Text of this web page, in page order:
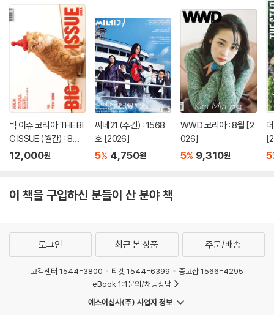
빅 이슈 코리아 THE BI
G ISSUE (월간) : 8월
No.350 [2026]
12,000원
씨네21 (주간) : 1568
호 [2026]
5% 4,750원
WWD 코리아 : 8월 [2
026]
5% 9,310원 5
이 책을 구입하신 분들이 산 분야 책
로그인 최근 본 상품 주문/배송
고객센터 1544-3800 티켓 1544-6399
중고샵 1566-4295
eBook 1:1문의/채팅상담
예스이십사(주) 사업자 정보